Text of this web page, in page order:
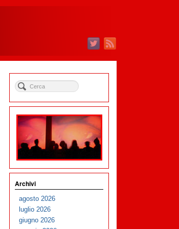
Archivi
agosto 2026
luglio 2026
giugno 2026